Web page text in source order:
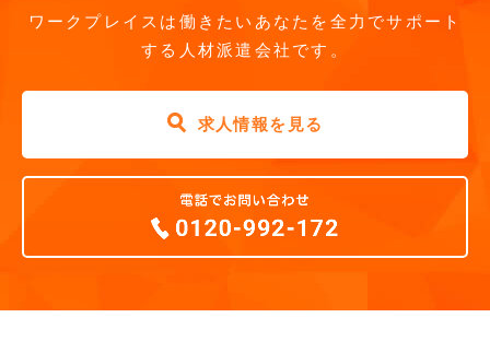
ワークプレイスは働きたいあなたを全力でサポート
する人材派遣会社です。
求人情報を見る